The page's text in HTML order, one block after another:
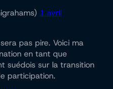
1 avril
pas pire. Voici ma
en tant que
suédois sur la transition
participation.